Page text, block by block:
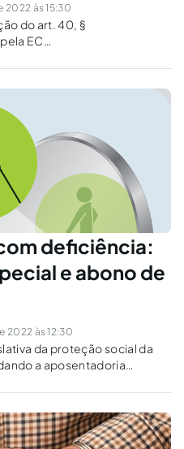
2022 às 15:30
do art. 40, §
EC
no
deficiência:
e abono de
2022 às 12:30
da proteção social da
a aposentadoria